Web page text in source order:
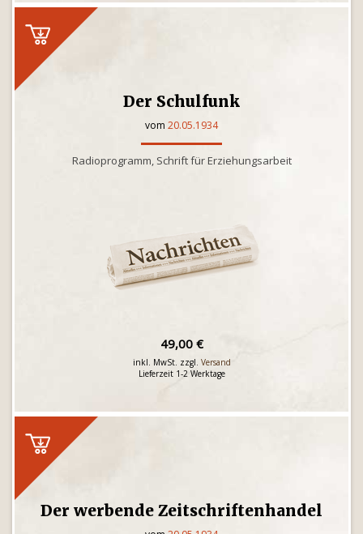
Der Schulfunk
vom 20.05.1934
Radioprogramm, Schrift für Erziehungsarbeit
49,00 €
inkl. MwSt. zzgl. Versand
Lieferzeit 1-2 Werktage
Der werbende Zeitschriftenhandel